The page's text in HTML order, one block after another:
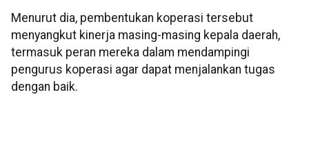
Menurut dia, pembentukan koperasi tersebut
menyangkut kinerja masing-masing kepala daerah,
termasuk peran mereka dalam mendampingi
pengurus koperasi agar dapat menjalankan tugas
dengan baik.